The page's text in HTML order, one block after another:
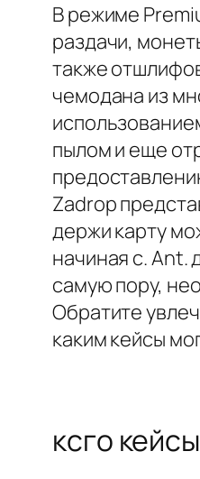
В режиме
раздачи,
также
чемодана из
пылом и еще
Zadrop
держи карту
начиная с. Ant.
самую пору,
Обратите
каким кейсы
ксго